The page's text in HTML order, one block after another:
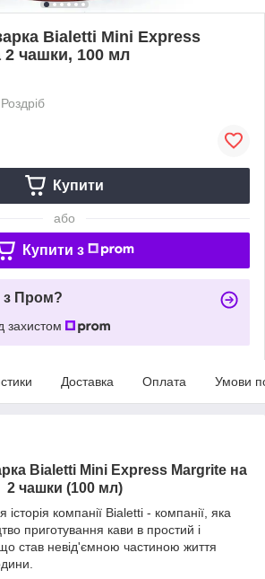
Bialetti Mini Express
2 чашки, 100 мл
Роздріб
Купити
або
Купити з
з Пром?
захистом
Доставка Оплата Умови
Bialetti Mini Express Margrite на
2 чашки (100 мл)
компанії Bialetti - компанії, яка
приготування кави в простий і
став невід'ємною частиною життя